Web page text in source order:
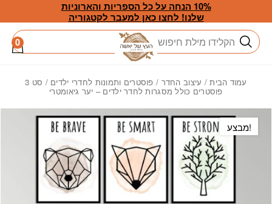
Skip to Content
10% הנחה על כל הספריות והארוניות
שלנו! לחצו כאן למעבר לקטגוריה
חיפוש 0
עמוד הבית/ עיצוב החדר / פוסטרים ותמונות לחדרי ילדים / סט 3
פוסטרים כולל מסגרות לחדר ילדים – יער גיאומטרי
מבצע!